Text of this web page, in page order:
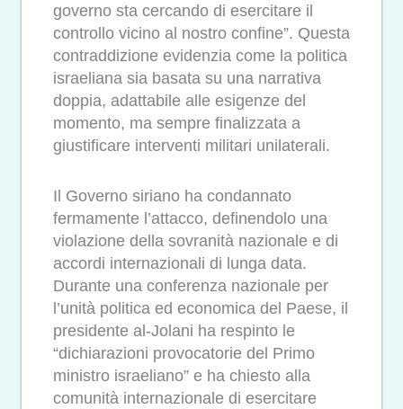
governo sta cercando di esercitare il
controllo vicino al nostro confine”. Questa
contraddizione evidenzia come la politica
israeliana sia basata su una narrativa
doppia, adattabile alle esigenze del
momento, ma sempre finalizzata a
giustificare interventi militari unilaterali.
Il Governo siriano ha condannato
fermamente l’attacco, definendolo una
violazione della sovranità nazionale e di
accordi internazionali di lunga data.
Durante una conferenza nazionale per
l’unità politica ed economica del Paese, il
presidente al-Jolani ha respinto le
“dichiarazioni provocatorie del Primo
ministro israeliano” e ha chiesto alla
comunità internazionale di esercitare